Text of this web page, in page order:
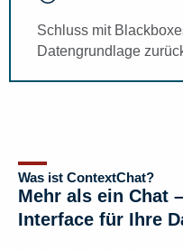
Schluss mit
Datengrundlage
Was ist ContextChat?
Mehr als ein Chat
Interface für Ihre